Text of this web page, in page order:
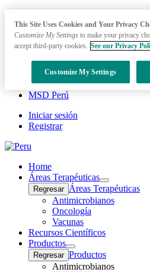
MSD Perú
Iniciar sesión
Registrar
Home
Áreas Terapéuticas
Open
submenu
Regresar Áreas Terapéuticas
Antimicrobianos
Oncología
Vacunas
Recursos Científicos
Productos
Open
submenu
Regresar Productos
Antimicrobianos
This Site Uses Cookies and Your Privacy
Customize My Settings to make your privacy
accept third-party cookies. See our Privacy
Customize My Settings